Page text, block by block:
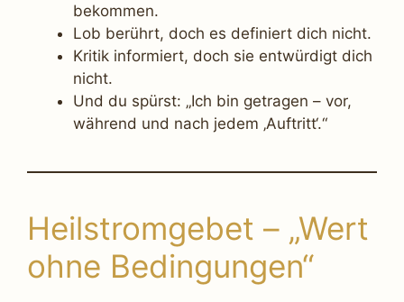
bekommen.
Lob berührt, doch es definiert dich nicht.
Kritik informiert, doch sie entwürdigt dich
nicht.
Und du spürst: „Ich bin getragen – vor,
während und nach jedem ‚Auftritt‘.“
Heilstromgebet – „Wert
ohne Bedingungen“